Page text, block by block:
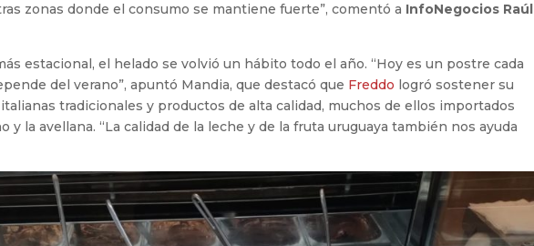
zonas donde el consumo se mantiene fuerte”, comentó a InfoNegocios Raúl
estacional, el helado se volvió un hábito todo el año. “Hoy es un postre cada
del verano”, apuntó Mandia, que destacó que Freddo logró sostener su
tradicionales y productos de alta calidad, muchos de ellos importados
y la avellana. “La calidad de la leche y de la fruta uruguaya también nos ayuda